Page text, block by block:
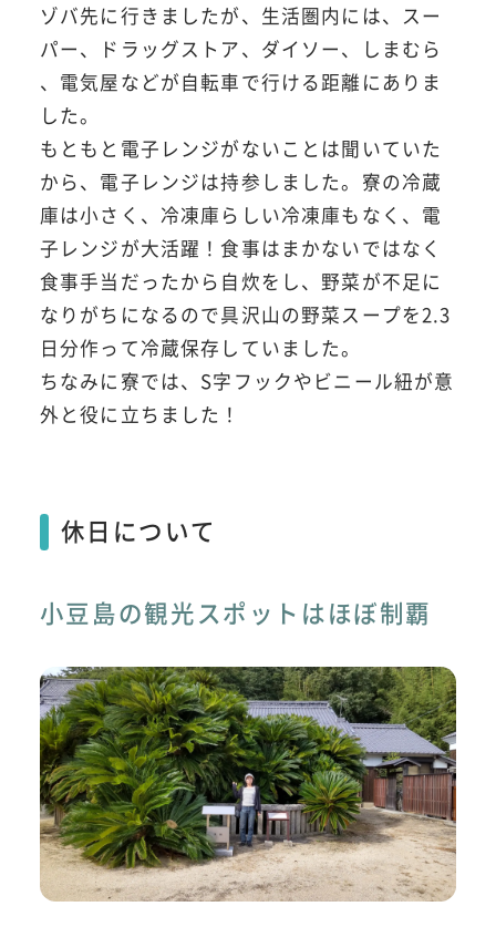
ゾバ先に行きましたが、生活圏内には、スー
パー、ドラッグストア、ダイソー、しまむら
、電気屋などが自転車で行ける距離にありま
した。
もともと電子レンジがないことは聞いていた
から、電子レンジは持参しました。寮の冷蔵
庫は小さく、冷凍庫らしい冷凍庫もなく、電
子レンジが大活躍！食事はまかないではなく
食事手当だったから自炊をし、野菜が不足に
なりがちになるので具沢山の野菜スープを2.3
日分作って冷蔵保存していました。
ちなみに寮では、S字フックやビニール紐が意
外と役に立ちました！
休日について
小豆島の観光スポットはほぼ制覇